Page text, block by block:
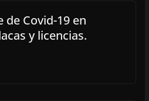
Covid-19 en
y licencias.